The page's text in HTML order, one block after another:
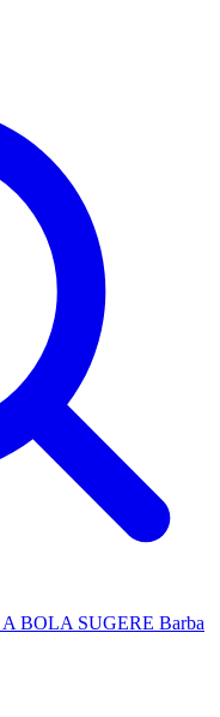
A BOLA SUGERE Barba